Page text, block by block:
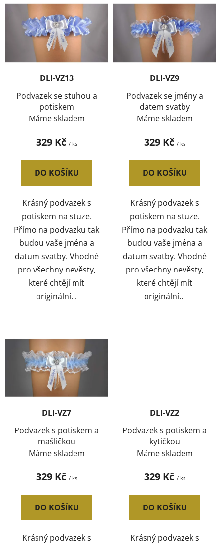
r
k
ý
p
DLI-VZ13
Podvazek se stuhou a
potiskem
Máme skladem
329 Kč / ks
DO KOŠÍKU
Krásný podvazek s
potiskem na stuze.
Přímo na podvazku tak
budou vaše jména a
datum svatby. Vhodné
pro všechny nevěsty,
které chtějí mít
originální...
DLI-VZ9
Podvazek se jmény a
datem svatby
Máme skladem
329 Kč / ks
DO KOŠÍKU
Krásný podvazek s
potiskem na stuze.
Přímo na podvazku tak
budou vaše jména a
datum svatby. Vhodné
pro všechny nevěsty,
které chtějí mít
originální...
DLI-VZ7
Podvazek s potiskem a
mašličkou
Máme skladem
329 Kč / ks
DO KOŠÍKU
Krásný podvazek s
DLI-VZ2
Podvazek s potiskem a
kytičkou
Máme skladem
329 Kč / ks
DO KOŠÍKU
Krásný podvazek s